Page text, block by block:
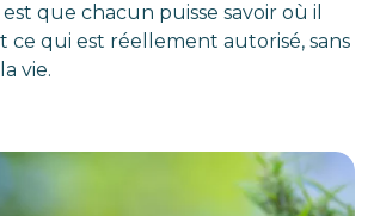
est que chacun puisse savoir où il
ce qui est réellement autorisé, sans
vie.